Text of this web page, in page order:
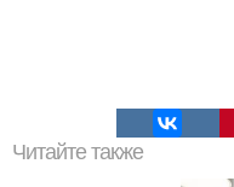
Читайте также